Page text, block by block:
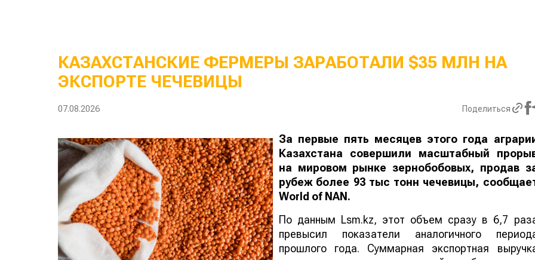
КАЗАХСТАНСКИЕ ФЕРМЕРЫ ЗАРАБОТАЛИ $35 МЛН НА
ЭКСПОРТЕ ЧЕЧЕВИЦЫ
07.08.2026 Поделиться
За первые пять месяцев этого года
Казахстана совершили масштабный
на мировом рынке зернобобовых, продав
рубеж более 93 тыс тонн чечевицы,
World of NAN .
По данным Lsm.kz, этот объем сразу в 6,7
превысил показатели аналогичного
прошлого года. Суммарная экспортная